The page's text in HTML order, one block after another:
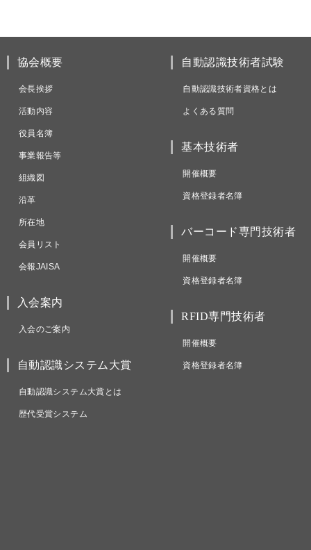
協会概要
会長挨拶
活動内容
役員名簿
事業報告等
組織図
沿革
所在地
会員リスト
会報JAISA
入会案内
入会のご案内
自動認識システム大賞
自動認識システム大賞とは
歴代受賞システム
自動認識技術者試験
自動認識技術者資格とは
よくある質問
基本技術者
開催概要
資格登録者名簿
バーコード専門技術者
開催概要
資格登録者名簿
RFID専門技術者
開催概要
資格登録者名簿